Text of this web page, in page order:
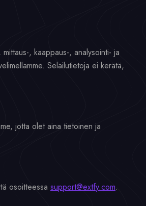
, kaappaus-, analysointi- ja
Selailutietoja ei kerätä,
jotta olet aina tietoinen ja
osoitteessa support@extfy.com.